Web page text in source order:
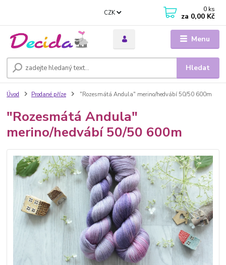
Menu
CZK
Hledat
0 ks
za 0,00 Kč
Úvod Prodané příze "Rozesmátá Andula" merino/hedvábí 50/50 600m
"Rozesmátá Andula"
merino/hedvábí 50/50 600m